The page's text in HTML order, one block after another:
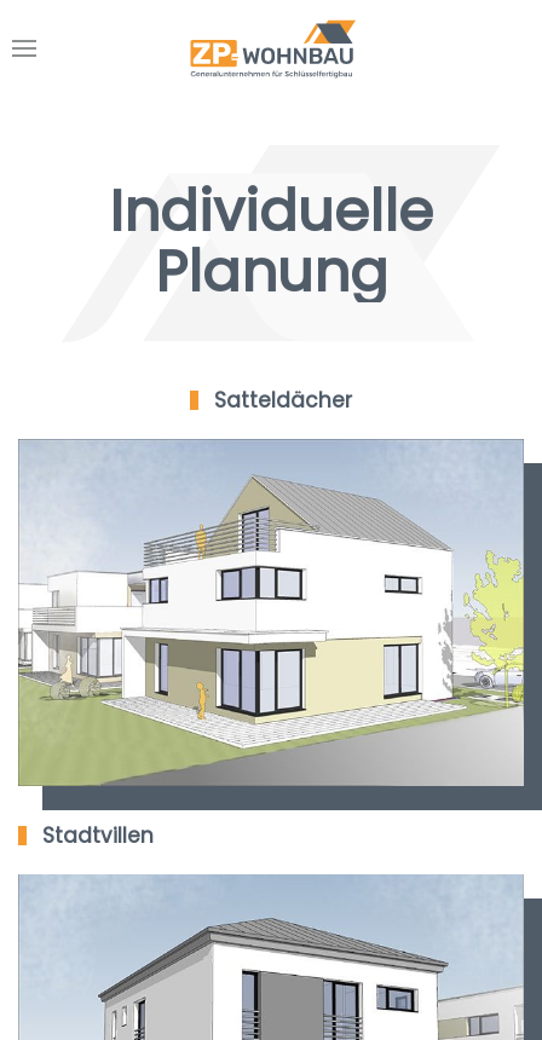
Individuelle
Planung
Satteldächer
Stadtvillen